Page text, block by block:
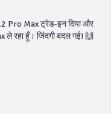
Pro Max ट्रेड-इन दिया और
रहा हूँ। जिंदगी बदल गई! 🙌